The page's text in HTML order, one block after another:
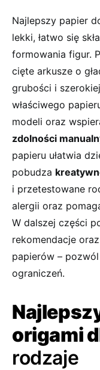
Najlepszy papier
lekki, łatwo się
formowania figur.
cięte arkusze o
grubości i
właściwego
modeli oraz
zdolności
papieru ułatwia
pobudza
i przetestowane
alergii oraz
W dalszej części
rekomendacje
papierów –
ograniczeń.
origami
rodzaje